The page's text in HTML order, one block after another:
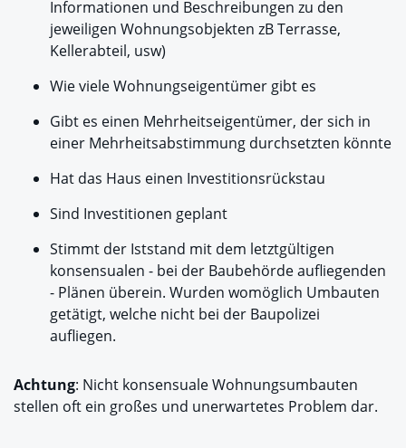
Informationen und Beschreibungen zu den
jeweiligen Wohnungsobjekten zB Terrasse,
Kellerabteil, usw)
Wie viele Wohnungseigentümer gibt es
Gibt es einen Mehrheitseigentümer, der sich in
einer Mehrheitsabstimmung durchsetzten könnte
Hat das Haus einen Investitionsrückstau
Sind Investitionen geplant
Stimmt der Iststand mit dem letztgültigen
konsensualen - bei der Baubehörde aufliegenden
- Plänen überein. Wurden womöglich Umbauten
getätigt, welche nicht bei der Baupolizei
aufliegen.
Achtung: Nicht konsensuale Wohnungsumbauten
stellen oft ein großes und unerwartetes Problem dar.